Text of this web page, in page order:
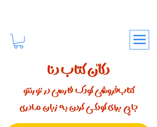
دکّان کتاب دنا
کتاب‌فروشی کودک فارسی در تورنتو
جایی برای کودکـــی کردن بـه زبان مـادری